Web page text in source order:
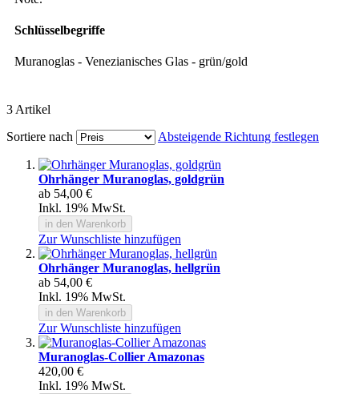
Schlüsselbegriffe
Muranoglas - Venezianisches Glas - grün/gold
3Artikel
Sortiere nach
Absteigende Richtung festlegen
Ohrhänger Muranoglas, goldgrün
ab 54,00 €
Inkl. 19% MwSt.
in den Warenkorb
Zur Wunschliste hinzufügen
Ohrhänger Muranoglas, hellgrün
ab 54,00 €
Inkl. 19% MwSt.
in den Warenkorb
Zur Wunschliste hinzufügen
Muranoglas-Collier Amazonas
420,00 €
Inkl. 19% MwSt.